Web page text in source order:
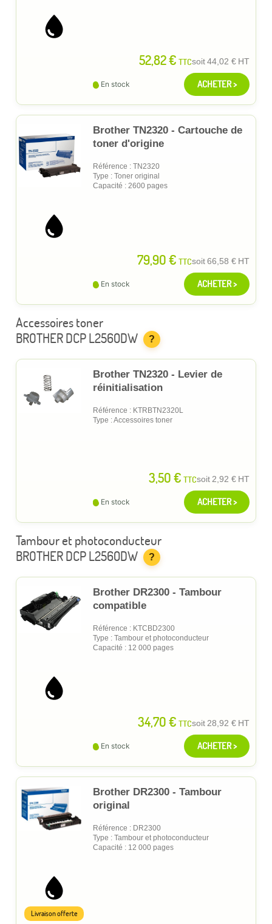
52,82 € TTCsoit44,02 € HT
En stock ACHETER >
Brother TN2320 - Cartouche de
toner d'origine
Référence : TN2320
Type : Toner original
Capacité : 2600 pages
79,90 € TTCsoit66,58 € HT
En stock ACHETER >
Accessoires toner
BROTHER DCP L2560DW
?
Brother TN2320 - Levier de
réinitialisation
Référence : KTRBTN2320L
Type : Accessoires toner
3,50 € TTCsoit2,92 € HT
En stock ACHETER >
Tambour et photoconducteur
BROTHER DCP L2560DW
?
Brother DR2300 - Tambour
compatible
Référence : KTCBD2300
Type : Tambour et photoconducteur
Capacité : 12 000 pages
34,70 € TTCsoit28,92 € HT
En stock ACHETER >
Brother DR2300 - Tambour
original
Référence : DR2300
Type : Tambour et photoconducteur
Capacité : 12 000 pages
Livraison offerte